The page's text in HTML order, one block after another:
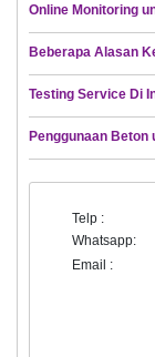
Online Monitoring
Beberapa Alasan
Testing Service Di
Penggunaan Beton
Telp :
Whatsapp:
Email :